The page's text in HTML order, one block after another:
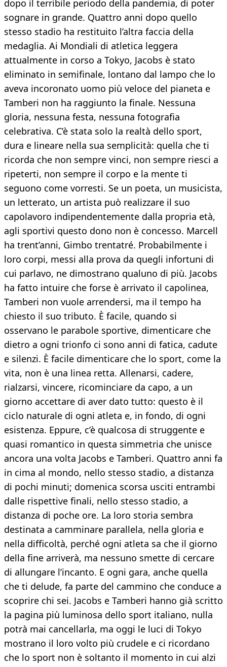
dopo il terribile periodo della pandemia, di poter
sognare in grande. Quattro anni dopo quello
stesso stadio ha restituito l’altra faccia della
medaglia. Ai Mondiali di atletica leggera
attualmente in corso a Tokyo, Jacobs è stato
eliminato in semifinale, lontano dal lampo che lo
aveva incoronato uomo più veloce del pianeta e
Tamberi non ha raggiunto la finale. Nessuna
gloria, nessuna festa, nessuna fotografia
celebrativa. C’è stata solo la realtà dello sport,
dura e lineare nella sua semplicità: quella che ti
ricorda che non sempre vinci, non sempre riesci a
ripeterti, non sempre il corpo e la mente ti
seguono come vorresti. Se un poeta, un musicista,
un letterato, un artista può realizzare il suo
capolavoro indipendentemente dalla propria età,
agli sportivi questo dono non è concesso. Marcell
ha trent’anni, Gimbo trentatré. Probabilmente i
loro corpi, messi alla prova da quegli infortuni di
cui parlavo, ne dimostrano qualuno di più. Jacobs
ha fatto intuire che forse è arrivato il capolinea,
Tamberi non vuole arrendersi, ma il tempo ha
chiesto il suo tributo. È facile, quando si
osservano le parabole sportive, dimenticare che
dietro a ogni trionfo ci sono anni di fatica, cadute
e silenzi. È facile dimenticare che lo sport, come la
vita, non è una linea retta. Allenarsi, cadere,
rialzarsi, vincere, ricominciare da capo, a un
giorno accettare di aver dato tutto: questo è il
ciclo naturale di ogni atleta e, in fondo, di ogni
esistenza. Eppure, c’è qualcosa di struggente e
quasi romantico in questa simmetria che unisce
ancora una volta Jacobs e Tamberi. Quattro anni fa
in cima al mondo, nello stesso stadio, a distanza
di pochi minuti; domenica scorsa usciti entrambi
dalle rispettive finali, nello stesso stadio, a
distanza di poche ore. La loro storia sembra
destinata a camminare parallela, nella gloria e
nella difficoltà, perché ogni atleta sa che il giorno
della fine arriverà, ma nessuno smette di cercare
di allungare l’incanto. E ogni gara, anche quella
che ti delude, fa parte del cammino che conduce a
scoprire chi sei. Jacobs e Tamberi hanno già scritto
la pagina più luminosa dello sport italiano, nulla
potrà mai cancellarla, ma oggi le luci di Tokyo
mostrano il loro volto più crudele e ci ricordano
che lo sport non è soltanto il momento in cui alzi